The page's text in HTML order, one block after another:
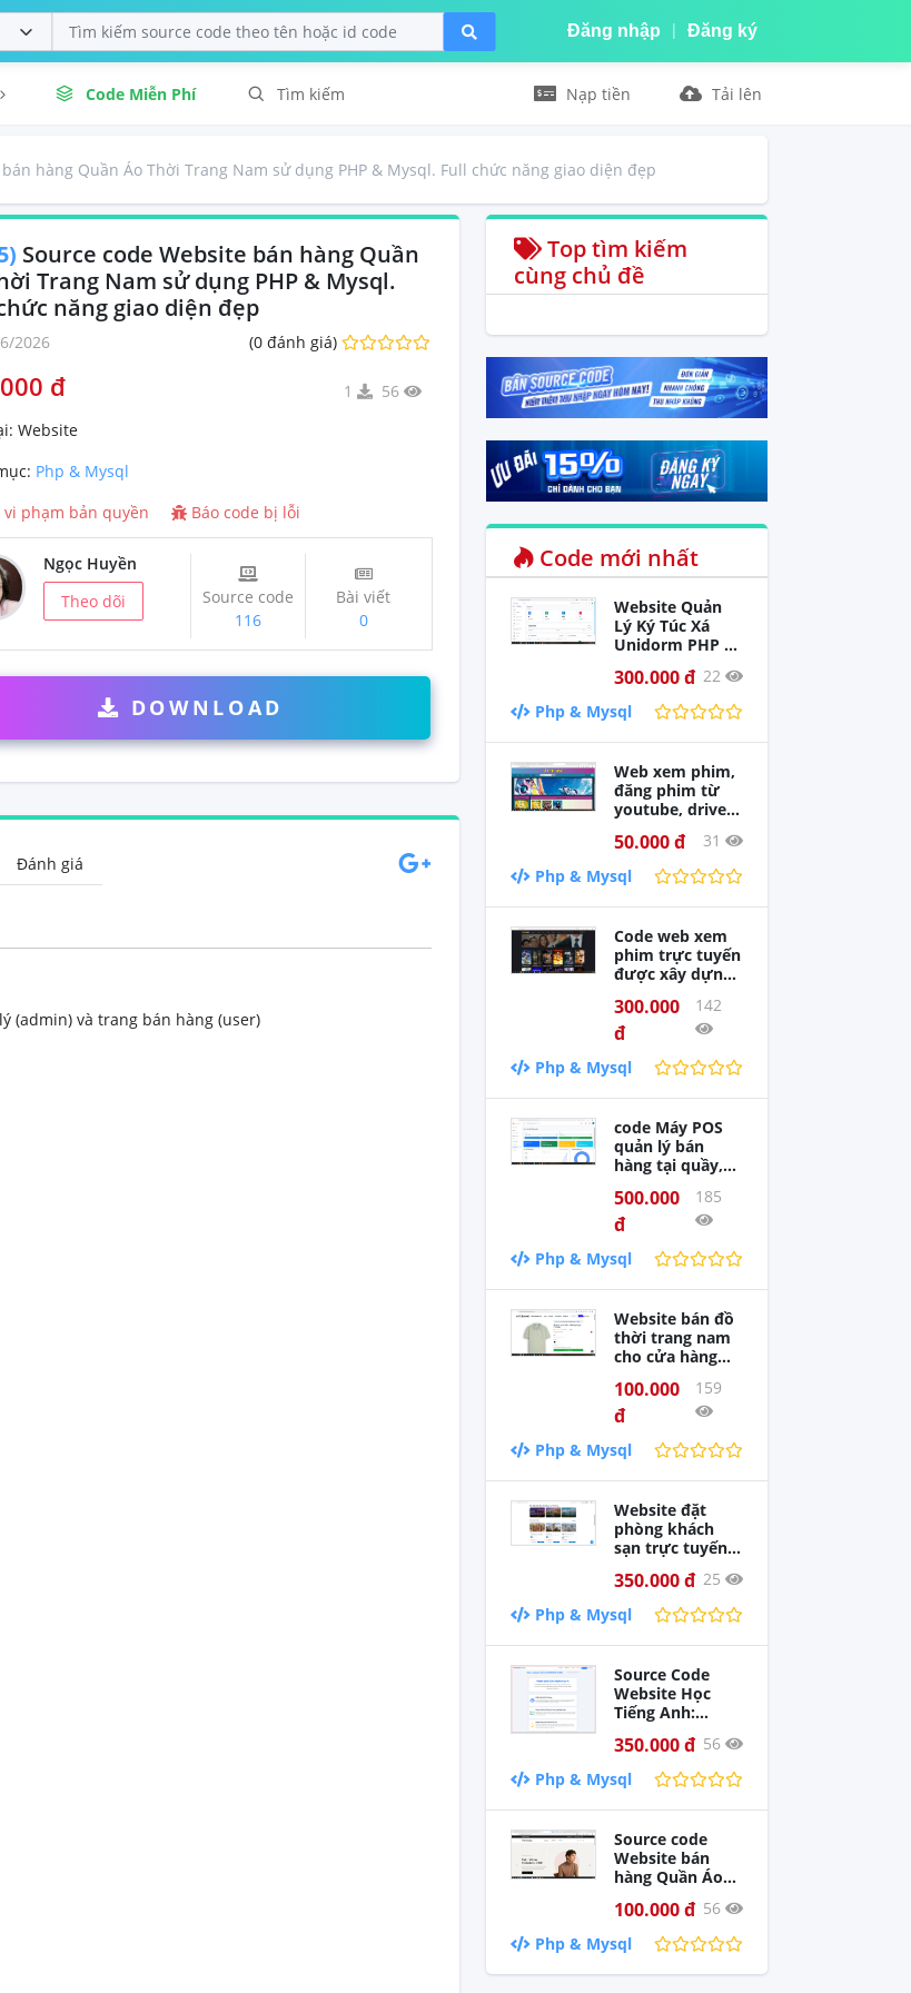
Code Miễn Phí Tìm kiếm Nạp tiền Tải lên
Đăng nhập | Đăng ký
hàng Quần Áo Thời Trang Nam sử dụng PHP & Mysql. Full chức năng giao diện đẹp
Source code Website bán hàng Quần
Trang Nam sử dụng PHP & Mysql.
năng giao diện đẹp
2026 (0 đánh giá)
đ 1
56
Website
Php & Mysql
vi phạm bản quyền
Báo code bị lỗi
Ngọc Huyền
Theo dõi
Source code
116
Bài viết
0
DOWNLOAD
Đánh giá
(admin) và trang bán hàng (user)
Top tìm kiếm
cùng chủ đề
Code mới nhất
Website Quản
Lý Ký Túc Xá
Unidorm PHP +
MySQL Đồ án
loại giỏi
300.000 đ 22
Php & Mysql
Web xem phim,
đăng phim từ
youtube, driver
50.000 đ
31
Php & Mysql
Code web xem
phim trực tuyến
được xây dựng
Framework,
Crawl Phim về
cần đăng phim
300.000
đ
142
Php & Mysql
code Máy POS
quản lý bán
hàng tại quầy,
hàng, tạp hóa
PHP MySQL
500.000
đ
185
Php & Mysql
Website bán đồ
thời trang nam
cho cửa hàng
MySQL có thanh
toán vnpay
100.000
đ
159
Php & Mysql
Website đặt
phòng khách
sạn trực tuyến
xây dựng bằng
PHP thuần và
MySQL, tích hợp
đầy đủ thanh
MoMo, PayOS,
đăng nhập
Google, quản trị
admin hoàn
chỉnh. Phù hợp
làm đồ án môn
học hoặc dự án
thực tế.
350.000 đ 25
Php & Mysql
Source Code
Website Học
Tiếng Anh:
Nói AI & Làm
Bài Trắc Nghiệm
Online
350.000 đ 56
Php & Mysql
Source code
Website bán
hàng Quần Áo
sử dụng PHP &
Mysql. Full chức
năng giao diện
đẹp
100.000 đ 56
Php & Mysql